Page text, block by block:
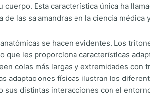
Esta característica única ha
las salamandras en la ciencia médica
se hacen evidentes. Los
que les proporciona características
colas más largas y extremidades con
adaptaciones físicas ilustran los
sus distintas interacciones con el